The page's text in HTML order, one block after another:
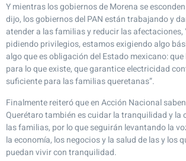
Y mientras los gobiernos de Morena se
dijo, los gobiernos del PAN están trabajando y
atender a las familias y reducir las afectaciones,
pidiendo privilegios, estamos exigiendo algo
algo que es obligación del Estado mexicano: que
para lo que existe, que garantice electricidad
suficiente para las familias queretanas”.
Finalmente reiteró que en Acción Nacional
Querétaro también es cuidar la tranquilidad y la
las familias, por lo que seguirán levantando la
la economía, los negocios y la salud de las y los
puedan vivir con tranquilidad.